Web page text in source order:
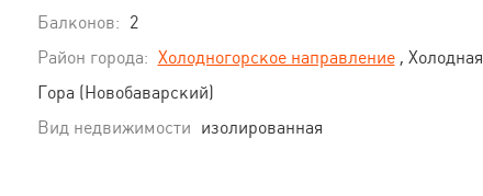
Балконов: 2
Район города: Холодногорское направление, Холодная
Гора (Новобаварский)
Вид недвижимости изолированная